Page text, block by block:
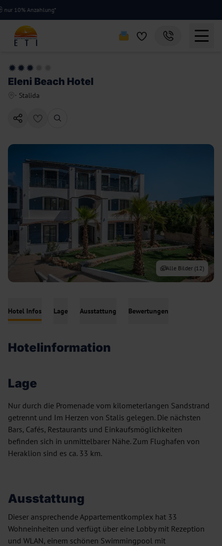
Anzahlung*
Eleni Beach Hotel
· Stalida
Alle Bilder (12)
Hotel Infos Lage Ausstattung Bewertungen
Hotelinformation
Lage
Nur durch die Promenade vom kilometerlangen Sandstrand
getrennt und Im Herzen von Stalis gelegen. Die nächsten
Bars, Cafés, Restaurants und Einkaufsmöglichkeiten
befinden sich in unmittelbarer Nähe. Zum Flughafen von
Heraklion sind es ca. 33 km.
Ausstattung
Dieser ansprechende Appartementkomplex hat 33
Wohneinheiten und verfügt über eine Lobby mit Rezeption
und WLAN, einem schönen Swimmingpool mit